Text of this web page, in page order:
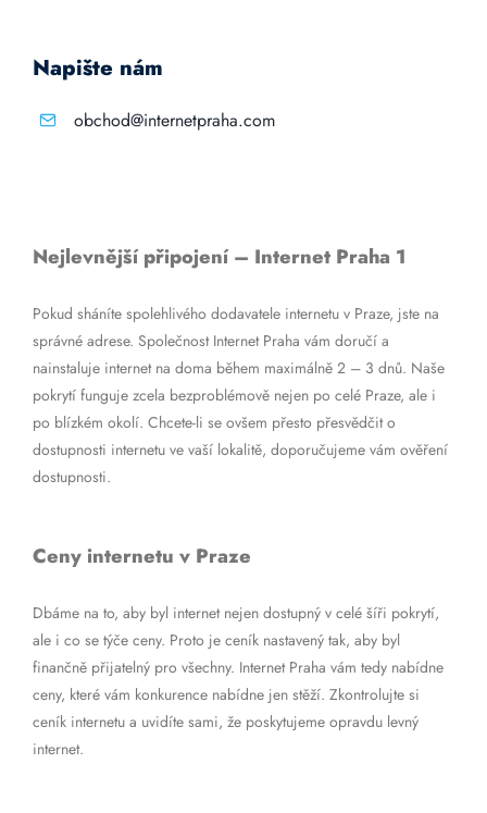
Napište nám
obchod@internetpraha.com
Nejlevnější připojení – Internet Praha 1
Pokud sháníte spolehlivého dodavatele internetu v Praze, jste na
správné adrese. Společnost Internet Praha vám doručí a
nainstaluje internet na doma během maximálně 2 – 3 dnů. Naše
pokrytí funguje zcela bezproblémově nejen po celé Praze, ale i
po blízkém okolí. Chcete-li se ovšem přesto přesvědčit o
dostupnosti internetu ve vaší lokalitě, doporučujeme vám ověření
dostupnosti.
Ceny internetu v Praze
Dbáme na to, aby byl internet nejen dostupný v celé šíři pokrytí,
ale i co se týče ceny. Proto je ceník nastavený tak, aby byl
finančně přijatelný pro všechny. Internet Praha vám tedy nabídne
ceny, které vám konkurence nabídne jen stěží. Zkontrolujte si
ceník internetu a uvidíte sami, že poskytujeme opravdu levný
internet.